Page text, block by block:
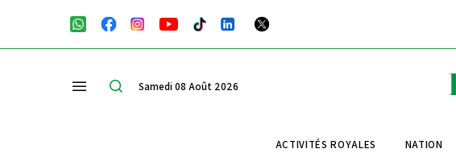
Samedi 08 Août 2026
ACTIVITÉS ROYALES NATION